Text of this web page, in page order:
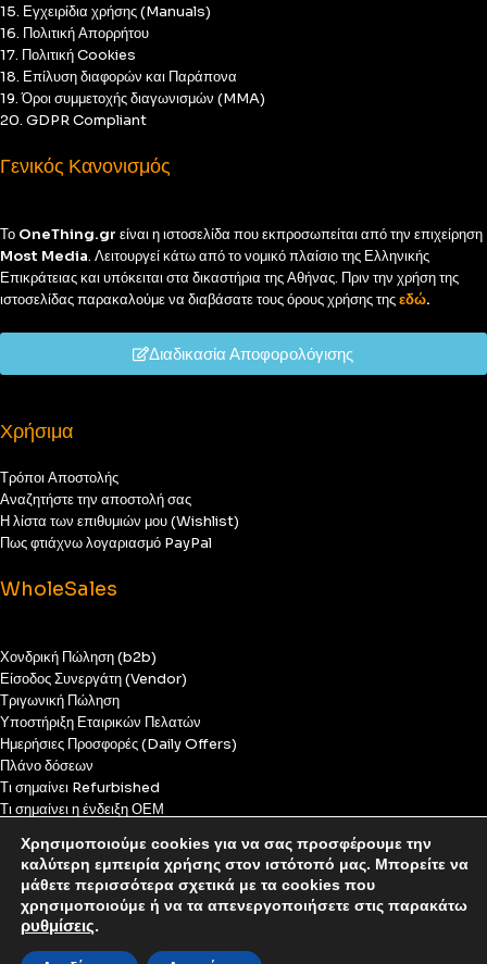
δοκιμαστικούς σκοπούς — καμία παραγγελία δεν θα
15. Εγχειρίδια χρήσης (Manuals)
16. Πολιτική Απορρήτου
17. Πολιτική Cookies
18. Επίλυση διαφορών και Παράπονα
19. Όροι συμμετοχής διαγωνισμών (MMA)
20. GDPR Compliant
Γενικός Κανονισμός
Το OneThing.gr είναι η ιστοσελίδα που εκπροσωπείται από την επιχείρηση
Most Media. Λειτουργεί κάτω από το νομικό πλαίσιο της Ελληνικής
Επικράτειας και υπόκειται στα δικαστήρια της Αθήνας. Πριν την χρήση της
ιστοσελίδας παρακαλούμε να διαβάσατε τους όρους χρήσης τηςεδώ.
Διαδικασία Αποφορολόγισης
Χρήσιμα
Τρόποι Αποστολής
Αναζητήστε την αποστολή σας
Η λίστα των επιθυμιών μου (Wishlist)
Πως φτιάχνω λογαριασμό PayPal
WholeSales
Χονδρική Πώληση (b2b)
Είσοδος Συνεργάτη (Vendor)
Τριγωνική Πώληση
Υποστήριξη Εταιρικών Πελατών
Ημερήσιες Προσφορές (Daily Offers)
Πλάνο δόσεων
Τι σημαίνει Refurbished
Τι σημαίνει η ένδειξη ΟΕΜ
© Most Media 2011 - 2025, All rights reserved
Χρησιμοποιούμε cookies για να σας προσφέρουμε την
καλύτερη εμπειρία χρήσης στον ιστότοπό μας. Μπορείτε να
μάθετε περισσότερα σχετικά με τα cookies που
χρησιμοποιούμε ή να τα απενεργοποιήσετε στις παρακάτω
ρυθμίσεις.
0